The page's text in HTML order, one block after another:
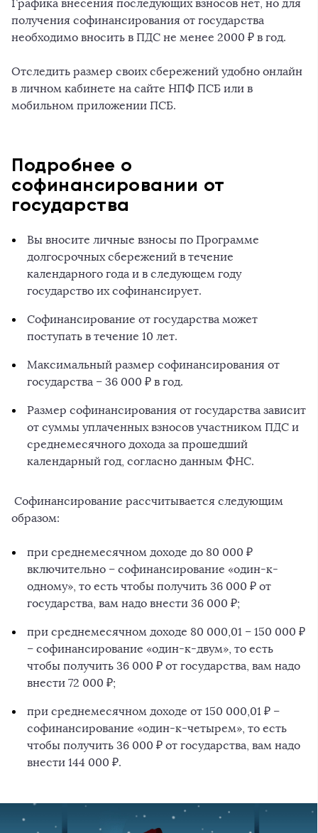
Графика внесения последующих взносов нет, но для
получения софинансирования от государства
необходимо вносить в ПДС не менее 2000 ₽ в год.
Отследить размер своих сбережений удобно онлайн
в личном кабинете на сайте НПФ ПСБ или в
мобильном приложении ПСБ.
Подробнее о
софинансировании от
государства
Вы вносите личные взносы по Программе
долгосрочных сбережений в течение
календарного года и в следующем году
государство их софинансирует.
Софинансирование от государства может
поступать в течение 10 лет.
Максимальный размер софинансирования от
государства – 36 000 ₽ в год.
Размер софинансирования от государства зависит
от суммы уплаченных взносов участником ПДС и
среднемесячного дохода за прошедший
календарный год, согласно данным ФНС.
Софинансирование рассчитывается следующим
образом:
при среднемесячном доходе до 80 000 ₽
включительно – софинансирование «один-к-
одному», то есть чтобы получить 36 000 ₽ от
государства, вам надо внести 36 000 ₽;
при среднемесячном доходе 80 000,01 – 150 000 ₽
– софинансирование «один-к-двум», то есть
чтобы получить 36 000 ₽ от государства, вам надо
внести 72 000 ₽;
при среднемесячном доходе от 150 000,01 ₽ –
софинансирование «один-к-четырем», то есть
чтобы получить 36 000 ₽ от государства, вам надо
внести 144 000 ₽.